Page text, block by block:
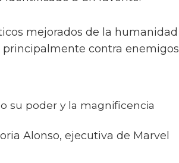
mejorados de la humanidad
contra enemigos
su poder y la magnificencia
Alonso, ejecutiva de Marvel